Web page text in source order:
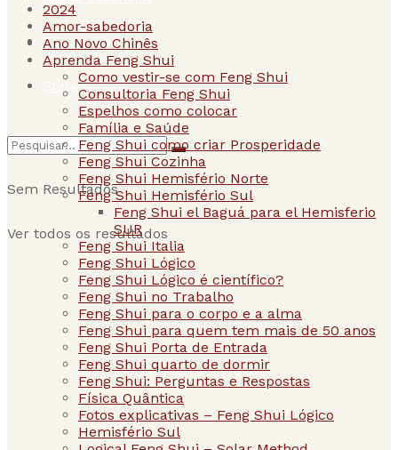
Educação
Stela Vecchi
Sem Resultados
Ver todos os resultados
2024
Amor-sabedoria
Ano Novo Chinês
Aprenda Feng Shui
Como vestir-se com Feng Shui
Consultoria Feng Shui
Espelhos como colocar
Família e Saúde
Feng Shui como criar Prosperidade
Feng Shui Cozinha
Feng Shui Hemisfério Norte
Feng Shui Hemisfério Sul
Feng Shui el Baguá para el Hemisferio
SUR
Feng Shui Italia
Feng Shui Lógico
Feng Shui Lógico é científico?
Feng Shui no Trabalho
Feng Shui para o corpo e a alma
Feng Shui para quem tem mais de 50 anos
Feng Shui Porta de Entrada
Feng Shui quarto de dormir
Feng Shui: Perguntas e Respostas
Física Quântica
Fotos explicativas – Feng Shui Lógico
Hemisfério Sul